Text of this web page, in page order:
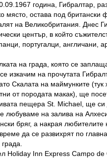
година, Гибралтар,
място, остава под британски
на Великобритания. Днес
център, в който
португалци, англичани,
на града, която се
изкачим на прочутата
Скалата на маймунките (тук
от породата макак), ще
пещера St. Michael, ще си
любуваме на залива на
бряг, а накрая любителите
да се развихрят по
Holiday Inn Express Campo